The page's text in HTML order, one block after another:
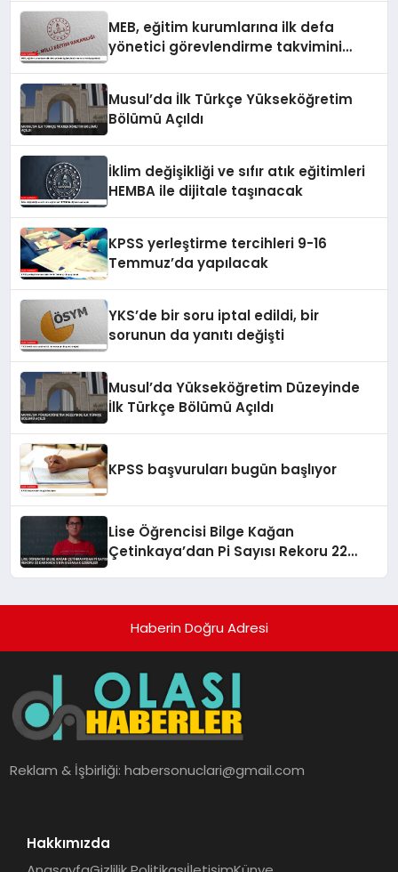
MEB, eğitim kurumlarına ilk defa
yönetici görevlendirme takvimini
Musul’da İlk Türkçe Yükseköğretim
Bölümü Açıldı
İklim değişikliği ve sıfır atık eğitimleri
HEMBA ile dijitale taşınacak
KPSS yerleştirme tercihleri 9-16
Temmuz’da yapılacak
YKS’de bir soru iptal edildi, bir
sorunun da yanıtı değişti
Musul’da Yükseköğretim Düzeyinde
İlk Türkçe Bölümü Açıldı
KPSS başvuruları bugün başlıyor
Lise Öğrencisi Bilge Kağan
Çetinkaya’dan Pi Sayısı Rekoru 22
Haberin Doğru Adresi
Reklam & İşbirliği:habersonuclari@gmail.com
Hakkımızda